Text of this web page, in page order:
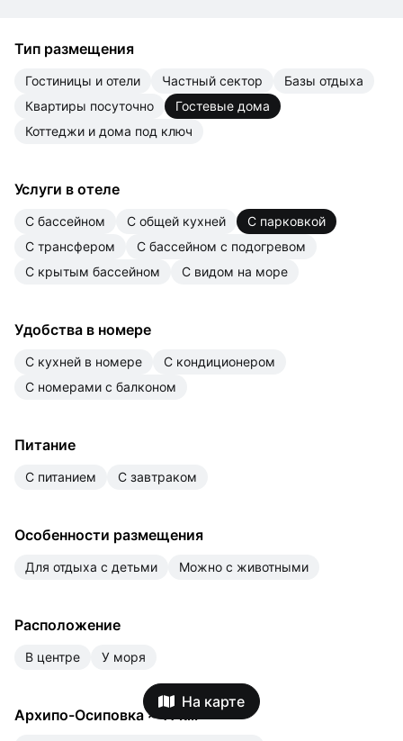
На карте
Тип размещения
гостиницы и отели частный сектор
базы отдыха
квартиры посуточно
гостевые дома
коттеджи и дома под ключ
Услуги в отеле
с бассейном с общей кухней
с парковкой
с трансфером
с бассейном с подогревом
с крытым бассейном
с видом на море
Удобства в номере
с кухней в номере
с кондиционером
с номерами с балконом
Питание
с питанием с завтраком
Особенности размещения
для отдыха с детьми можно с животными
Расположение
в центре у моря
Архипо-Осиповка≈11 км